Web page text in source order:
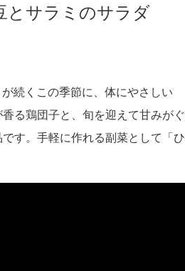
とサラミのサラダ
続くこの季節に、体にやさしい
る鶏団子と、旬を迎えて甘みがぐ
す。手軽に作れる副菜として「ひ